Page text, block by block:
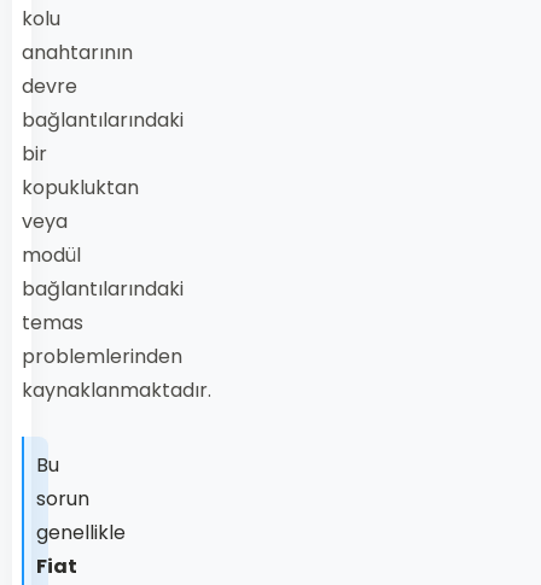
kolu
anahtarının
devre
bağlantılarındaki
bir
kopukluktan
veya
modül
bağlantılarındaki
temas
problemlerinden
kaynaklanmaktadır.
Bu
sorun
genellikle
Fiat